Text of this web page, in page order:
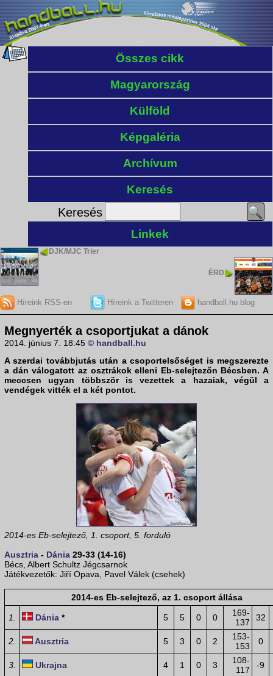
Összes cikk
Magyarország
Külföld
Képgaléria
Archívum
Keresés
Keresés
Linkek
DJK/MJC Trier
ÉRD
Híreink RSS-en Híreink a Twitteren handball.hu blog
Megnyerték a csoportjukat a dánok
2014. június 7. 18:45 © handball.hu
A szerdai továbbjutás után a csoportelsőséget is megszerezte
a dán válogatott az osztrákok elleni Eb-selejtezőn Bécsben. A
meccsen ugyan többször is vezettek a hazaiak, végül a
vendégek vitték el a két pontot.
2014-es Eb-selejtező, 1. csoport, 5. forduló
Ausztria - Dánia 29-33 (14-16)
Bécs, Albert Schultz Jégcsarnok
Játékvezetők: Jiří Opava, Pavel Válek (csehek)
2014-es Eb-selejtező, az 1. csoport állása
1. Dánia * 5 5 0 0
169-
137
32
2. Ausztria 5 3 0 2
153-
153
0
3. Ukrajna 4 1 0 3
108-
117
-9